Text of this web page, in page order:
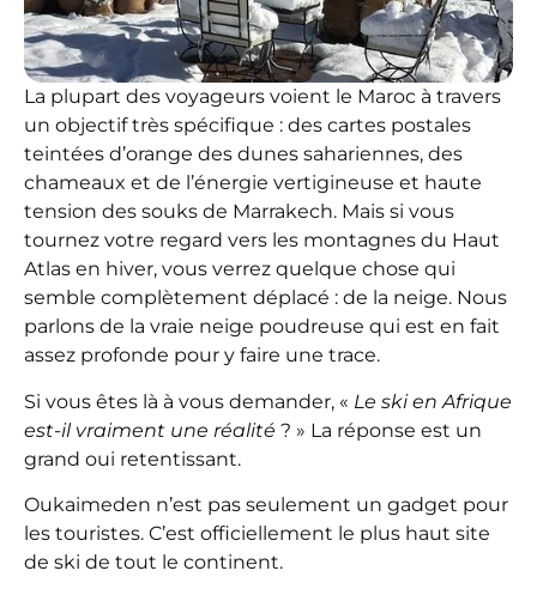
La plupart des voyageurs voient le Maroc à travers
un objectif très spécifique : des cartes postales
teintées d’orange des dunes sahariennes, des
chameaux et de l’énergie vertigineuse et haute
tension des souks de Marrakech. Mais si vous
tournez votre regard vers les montagnes du Haut
Atlas en hiver, vous verrez quelque chose qui
semble complètement déplacé : de la neige. Nous
parlons de la vraie neige poudreuse qui est en fait
assez profonde pour y faire une trace.
Si vous êtes là à vous demander, « Le ski en Afrique
est-il vraiment une réalité ? » La réponse est un
grand oui retentissant.
Oukaimeden n’est pas seulement un gadget pour
les touristes. C’est officiellement le plus haut site
de ski de tout le continent.